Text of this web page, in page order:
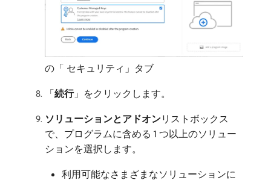
の「 セキュリティ」タブ
「続行」をクリックします。
ソリューションとアドオン​リストボックス
で、プログラムに含める 1 つ以上のソリュー
ションを選択します。
利用可能なさまざまなソリューションに